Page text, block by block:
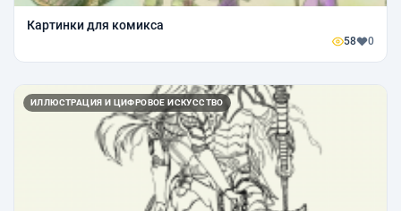
Картинки для комикса
58 0
ИЛЛЮСТРАЦИЯ И ЦИФРОВОЕ ИСКУССТВО